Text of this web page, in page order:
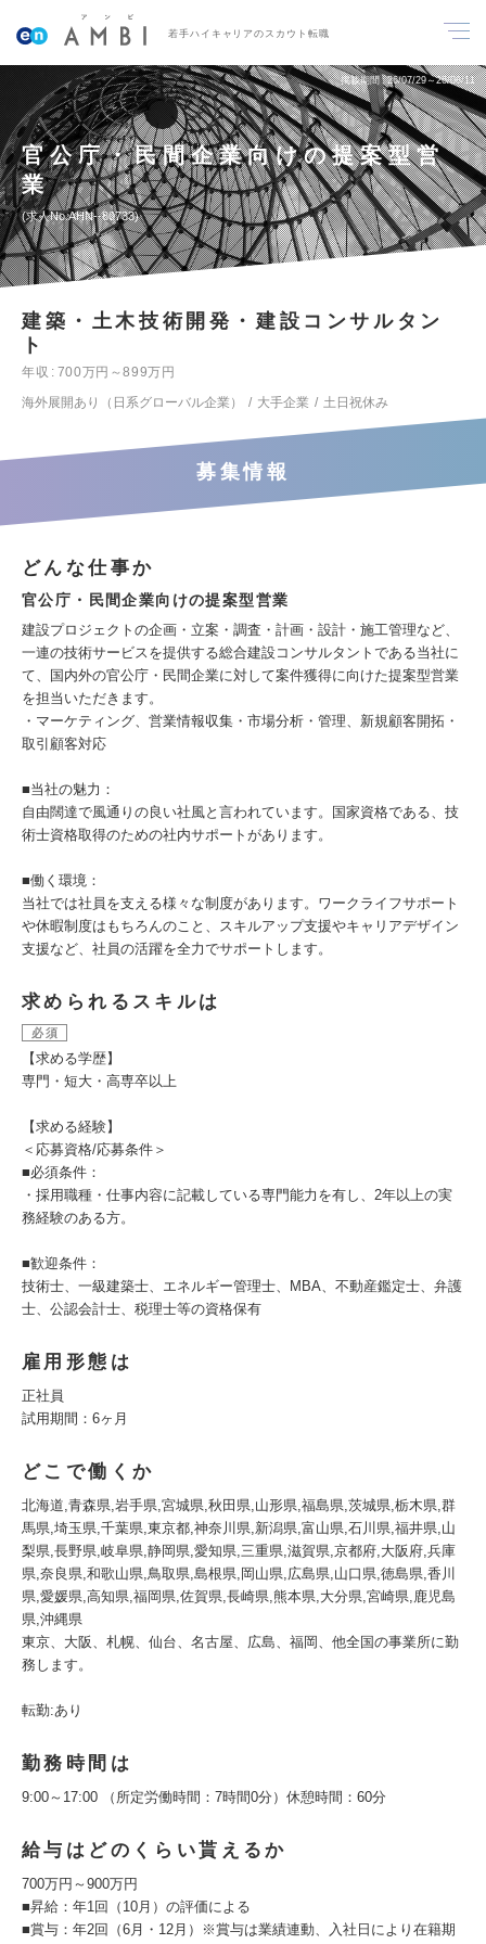
若手ハイキャリアのスカウト転職
掲載期間 26/07/29～26/08/11
官公庁・民間企業向けの提案型営
業
求人No.AHN--80733
建築・土木技術開発・建設コンサルタン
ト
年収
700万円～899万円
海外展開あり（日系グローバル企業）
大手企業 土日祝休み
募集情報
どんな仕事か
官公庁・民間企業向けの提案型営業
建設プロジェクトの企画・立案・調査・計画・設計・施工管理など、
一連の技術サービスを提供する総合建設コンサルタントである当社に
て、国内外の官公庁・民間企業に対して案件獲得に向けた提案型営業
を担当いただきます。
・マーケティング、営業情報収集・市場分析・管理、新規顧客開拓・
取引顧客対応
■当社の魅力：
自由闊達で風通りの良い社風と言われています。国家資格である、技
術士資格取得のための社内サポートがあります。
■働く環境：
当社では社員を支える様々な制度があります。ワークライフサポート
や休暇制度はもちろんのこと、スキルアップ支援やキャリアデザイン
支援など、社員の活躍を全力でサポートします。
求められるスキルは
必須
【求める学歴】
専門・短大・高専卒以上
【求める経験】
＜応募資格/応募条件＞
■必須条件：
・採用職種・仕事内容に記載している専門能力を有し、2年以上の実
務経験のある方。
■歓迎条件：
技術士、一級建築士、エネルギー管理士、MBA、不動産鑑定士、弁護
士、公認会計士、税理士等の資格保有
雇用形態は
正社員
試用期間：6ヶ月
どこで働くか
北海道,青森県,岩手県,宮城県,秋田県,山形県,福島県,茨城県,栃木県,群
馬県,埼玉県,千葉県,東京都,神奈川県,新潟県,富山県,石川県,福井県,山
梨県,長野県,岐阜県,静岡県,愛知県,三重県,滋賀県,京都府,大阪府,兵庫
県,奈良県,和歌山県,鳥取県,島根県,岡山県,広島県,山口県,徳島県,香川
県,愛媛県,高知県,福岡県,佐賀県,長崎県,熊本県,大分県,宮崎県,鹿児島
県,沖縄県
東京、大阪、札幌、仙台、名古屋、広島、福岡、他全国の事業所に勤
務します。
転勤:あり
勤務時間は
9:00～17:00 （所定労働時間：7時間0分）休憩時間：60分
給与はどのくらい貰えるか
700万円～900万円
■昇給：年1回（10月）の評価による
■賞与：年2回（6月・12月）※賞与は業績連動、入社日により在籍期